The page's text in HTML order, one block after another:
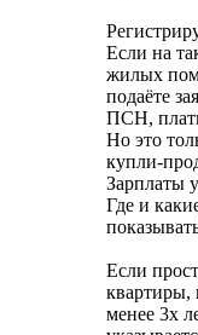
Если на
жилых
подаёте
ПСН,
Но это
купли-
Зарплаты
Где и
Если
квартиры,
менее 3х